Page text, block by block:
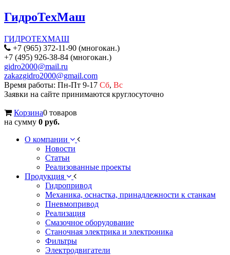
ГидроТехМаш
ГИДРОТЕХМАШ
+7 (965) 372-11-90 (многокан.)
+7 (495) 926-38-84 (многокан.)
gidro2000@mail.ru
zakazgidro2000@gmail.com
Время работы: Пн-Пт 9-17 Сб, Вс
Заявки на сайте принимаются круглосуточно
Корзина0 товаров
на сумму 0 руб.
О компании
Новости
Статьи
Реализованные проекты
Продукция
Гидропривод
Механика, оснастка, принадлежности к станкам
Пневмопривод
Реализация
Смазочное оборудование
Станочная электрика и электроника
Фильтры
Электродвигатели